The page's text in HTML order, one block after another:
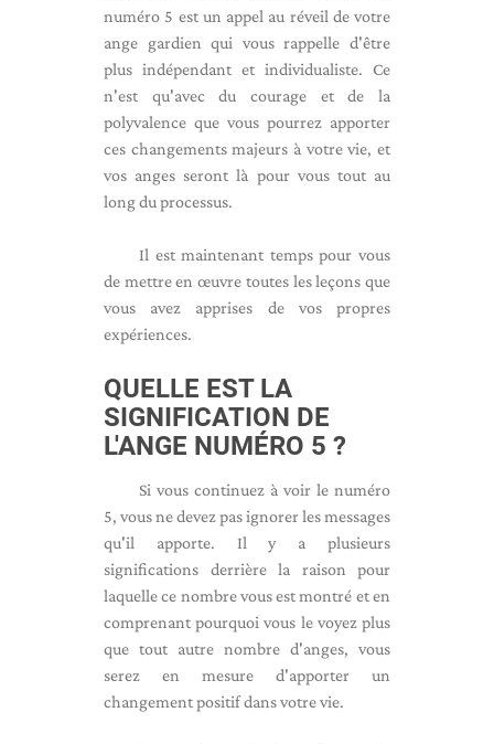
numéro 5 est un appel au réveil de votre
ange gardien qui vous rappelle d'être
plus indépendant et individualiste. Ce
n'est qu'avec du courage et de la
polyvalence que vous pourrez apporter
ces changements majeurs à votre vie, et
vos anges seront là pour vous tout au
long du processus.
Il est maintenant temps pour vous
de mettre en œuvre toutes les leçons que
vous avez apprises de vos propres
expériences.
QUELLE EST LA
SIGNIFICATION DE
L'ANGE NUMÉRO 5 ?
Si vous continuez à voir le numéro
5, vous ne devez pas ignorer les messages
qu'il apporte. Il y a plusieurs
significations derrière la raison pour
laquelle ce nombre vous est montré et en
comprenant pourquoi vous le voyez plus
que tout autre nombre d'anges, vous
serez en mesure d'apporter un
changement positif dans votre vie.